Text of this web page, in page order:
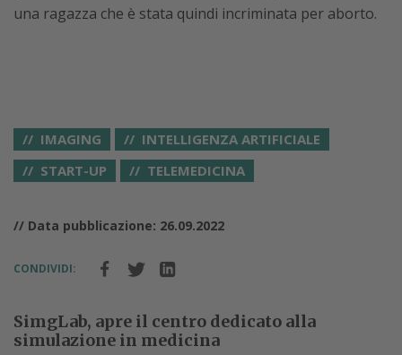
una ragazza che è stata quindi incriminata per aborto.
IMAGING
INTELLIGENZA ARTIFICIALE
START-UP
TELEMEDICINA
// Data pubblicazione: 26.09.2022
CONDIVIDI:
SimgLab, apre il centro dedicato alla
simulazione in medicina